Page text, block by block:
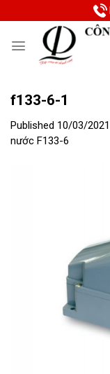
to
f133-6-1
Published 10/03/2021
nước F133-6